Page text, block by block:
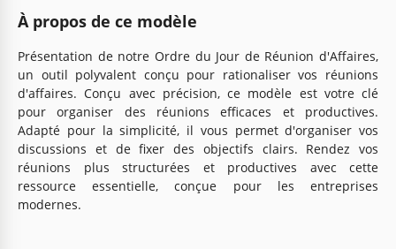
À propos de ce modèle
Présentation de notre Ordre du Jour de Réunion d'Affaires,
un outil polyvalent conçu pour rationaliser vos réunions
d'affaires. Conçu avec précision, ce modèle est votre clé
pour organiser des réunions efficaces et productives.
Adapté pour la simplicité, il vous permet d'organiser vos
discussions et de fixer des objectifs clairs. Rendez vos
réunions plus structurées et productives avec cette
ressource essentielle, conçue pour les entreprises
modernes.